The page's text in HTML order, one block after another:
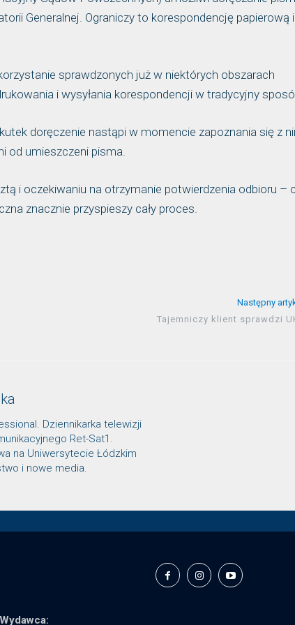
Generalnej. Ograniczy to korespondencję papierową i
sprawdzonych już w niektórych obszarach
i wysyłania korespondencji w tradycyjny
doręczenie nastąpi w momencie zapoznania się z
od umieszczeni pisma.
i oczekiwaniu na otrzymanie potwierdzenia odbioru –
znacznie przyspieszy cały proces.
Następny
Tajemniczy klient sprawdzi
Dziennikarka telewizji
Ret-Sat1.
na Uniwersytecie Łódzkim
i nowe media.
Wydawca: